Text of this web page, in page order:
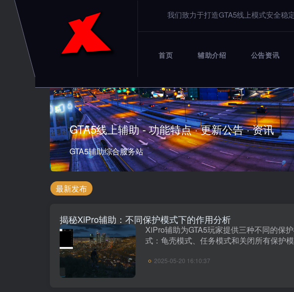
我们致力于打造GTA5线上模式安全稳
首页 辅助介绍 公告资讯
GTA5线上辅助 - 功能特点 · 更新公告 · 资讯
GTA5辅助综合服务站
最新发布
揭秘XiPro辅助：不同保护模式下的作用分析
XiPro辅助为GTA5玩家提供三种不同的保
式：龟壳模式、任务模式和关闭所有保护
助玩家根据需要选择合适的保护策略，以优
2025-05-20 16:10:37